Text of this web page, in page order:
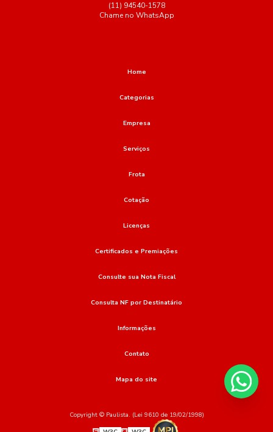
(11) 94540-1578
Chame no WhatsApp
Home
Categorias
Empresa
Serviços
Frota
Cotação
Licenças
Certificados e Premiações
Consulte sua Nota Fiscal
Consulta NF por Destinatário
Informações
Contato
Mapa do site
Copyright © Paulista. (Lei 9610 de 19/02/1998)